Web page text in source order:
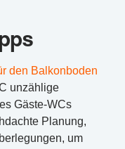
den Balkonboden
unzählige
Gäste-WCs
Planung,
um